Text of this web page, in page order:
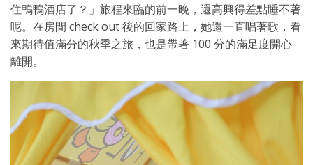
住鴨鴨酒店了？」旅程來臨的前一晚，還高興得差點睡不著
呢。在房間 check out 後的回家路上，她還一直唱著歌，看
來期待值滿分的秋季之旅，也是帶著 100 分的滿足度開心
離開。